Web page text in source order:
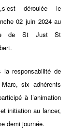
déroulée le
02 juin 2024 au
de St Just St
la responsabilité de
Marc, six adhérents
à l’animation
initiation au lancer,
demi journée.